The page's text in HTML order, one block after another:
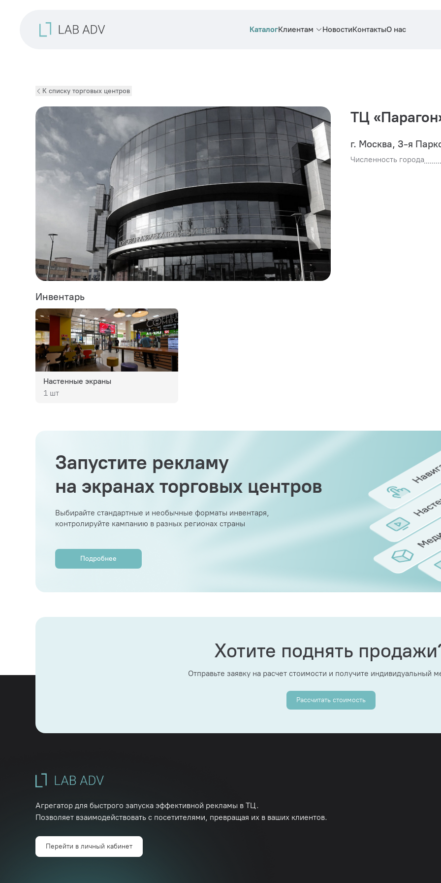
КаталогКлиентам НовостиКонтактыО нас
К списку торговых центров
Инвентарь
Настенные экраны
1 шт
ТЦ
г. Москва, 3-я
Численность города
Запустите рекламу
на экранах торговых центров
Выбирайте стандартные и необычные форматы инвентаря,
контролируйте кампанию в разных регионах страны
Подробнее
Хотите поднять
Отправьте заявку на расчет стоимости и получите индивидуальный
Рассчитать стоимость
Агрегатор для быстрого запуска эффективной рекламы в ТЦ.
Позволяет взаимодействовать с посетителями, превращая их в ваших клиентов.
Перейти в личный кабинет